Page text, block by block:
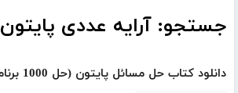
جستجو: آرایه عددی پایتون
دانلود کتاب حل مسائل پایتون (حل 1000 برنامه - مرجع کامل)